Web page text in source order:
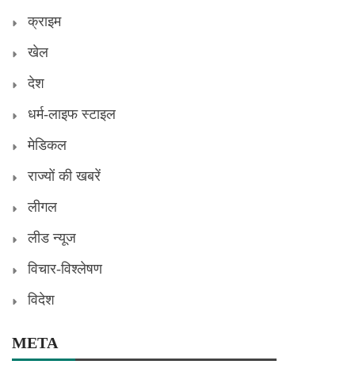
क्राइम
खेल
देश
धर्म-लाइफ स्टाइल
मेडिकल
राज्यों की खबरें
लीगल
लीड न्यूज
विचार-विश्लेषण
विदेश
META